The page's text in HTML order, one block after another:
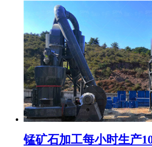
锰矿石加工每小时生产